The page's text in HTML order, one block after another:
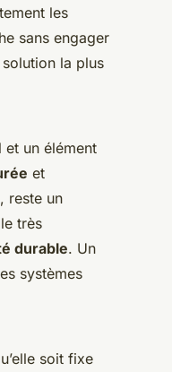
les
sans engager
la plus
un élément
et
reste un
très
durable. Un
systèmes
soit fixe